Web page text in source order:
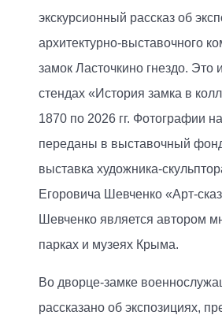
экскурсионный рассказ об
архитектурно-выставочного
замок Ласточкино гнездо. Это
стендах «История замка в
1870 по 2026 гг. Фотографии
переданы в выставочный
выставка художника-
Егоровича Шевченко «Арт-
Шевченко является автором
парках и музеях Крыма.
Во дворце-замке
рассказано об экспозициях,